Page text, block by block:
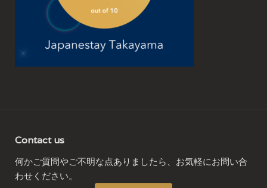
Contact us
何かご質問やご不明な点ありましたら、お気軽にお問い合
わせください。